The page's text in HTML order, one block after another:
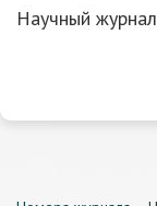
Научный